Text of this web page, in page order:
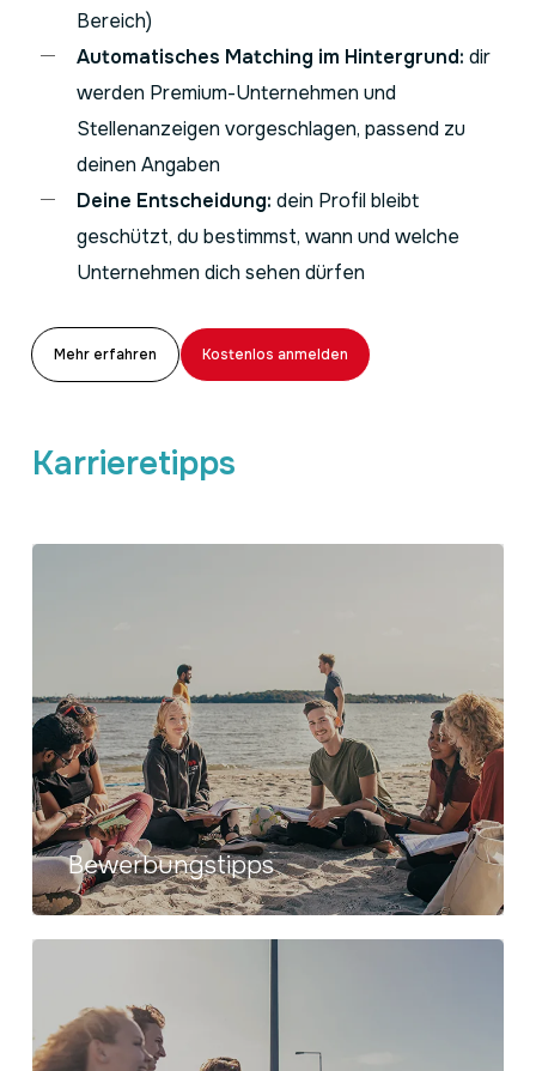
Bereich)
Automatisches Matching im Hintergrund: dir
werden Premium-Unternehmen und
Stellenanzeigen vorgeschlagen, passend zu
deinen Angaben
Deine Entscheidung: dein Profil bleibt
geschützt, du bestimmst, wann und welche
Unternehmen dich sehen dürfen
Mehr erfahren Kostenlos anmelden
Karrieretipps
Bewerbungstipps